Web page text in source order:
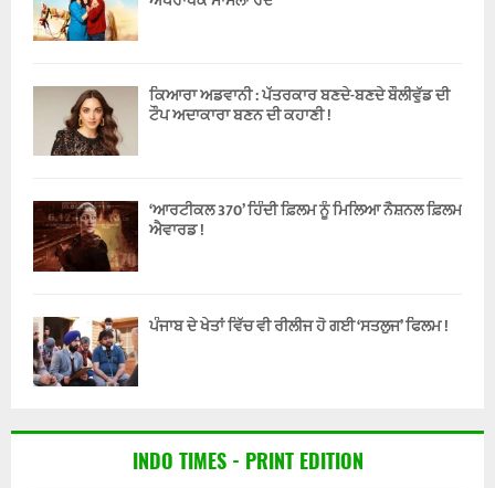
ਕਿਆਰਾ ਅਡਵਾਨੀ : ਪੱਤਰਕਾਰ ਬਣਦੇ-ਬਣਦੇ ਬੌਲੀਵੁੱਡ ਦੀ
ਟੌਪ ਅਦਾਕਾਰਾ ਬਣਨ ਦੀ ਕਹਾਣੀ !
‘ਆਰਟੀਕਲ 370’ ਹਿੰਦੀ ਫ਼ਿਲਮ ਨੂੰ ਮਿਲਿਆ ਨੈਸ਼ਨਲ ਫ਼ਿਲਮ
ਐਵਾਰਡ !
ਪੰਜਾਬ ਦੇ ਖੇਤਾਂ ਵਿੱਚ ਵੀ ਰੀਲੀਜ ਹੋ ਗਈ ‘ਸਤਲੁਜ’ ਫਿਲਮ !
INDO TIMES - PRINT EDITION